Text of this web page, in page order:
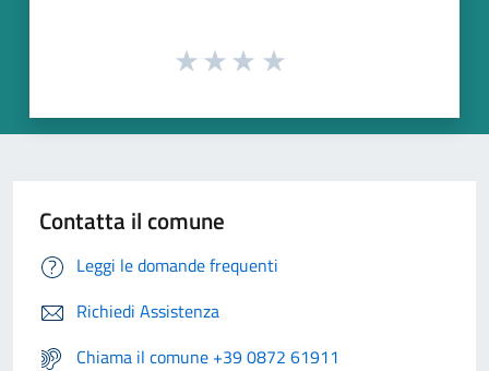
Contatta il comune
Leggi le domande frequenti
Richiedi Assistenza
Chiama il comune +39 0872 61911